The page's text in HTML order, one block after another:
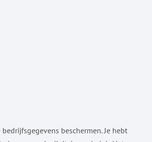
beschermen. Je hebt